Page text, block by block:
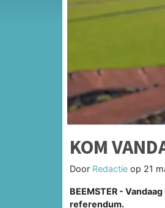
KOM
Door Redactie op 21
BEEMSTER -
referendum.